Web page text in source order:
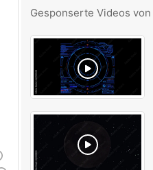
Gesponserte Videos von